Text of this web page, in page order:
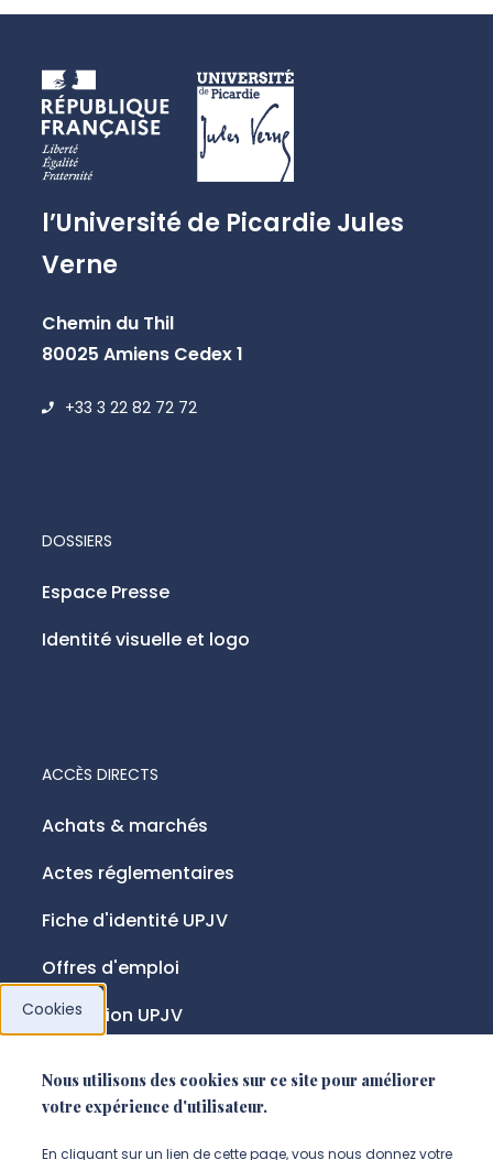
l’Université de Picardie Jules
Verne
Chemin du Thil
80025 Amiens Cedex 1
+33 3 22 82 72 72
ACCÈS DIRECTS
Achats & marchés
Actes réglementaires
Fiche d'identité UPJV
Offres d'emploi
Fondation UPJV
DOSSIERS
Espace Presse
Identité visuelle et logo
NOUS SUIVRE
Cookies
Nous utilisons des cookies sur ce site pour améliorer
votre expérience d'utilisateur.
En cliquant sur un lien de cette page, vous nous donnez votre